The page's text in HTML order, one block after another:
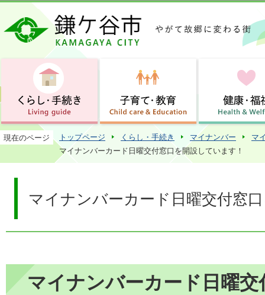
この
現在のページ トップページ くらし・手続き マイナンバー
マ
マイナンバーカード日曜交付窓口を開設しています！
マイナンバーカード日曜交付窓
マイナンバーカード日曜